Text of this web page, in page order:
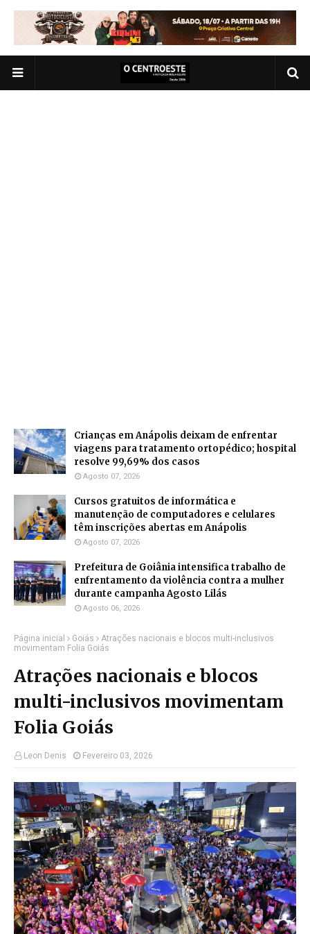
Crianças em Anápolis deixam de enfrentar
viagens para tratamento ortopédico; hospital
resolve 99,69% dos casos
Agosto 07, 2026
Cursos gratuitos de informática e
manutenção de computadores e celulares
têm inscrições abertas em Anápolis
Agosto 07, 2026
Prefeitura de Goiânia intensifica trabalho de
enfrentamento da violência contra a mulher
durante campanha Agosto Lilás
Agosto 06, 2026
Página inicial Goiás
Atrações nacionais e blocos multi-inclusivos
movimentam Folia Goiás
Atrações nacionais e blocos
multi-inclusivos movimentam
Folia Goiás
Leon Denis Fevereiro 03, 2026